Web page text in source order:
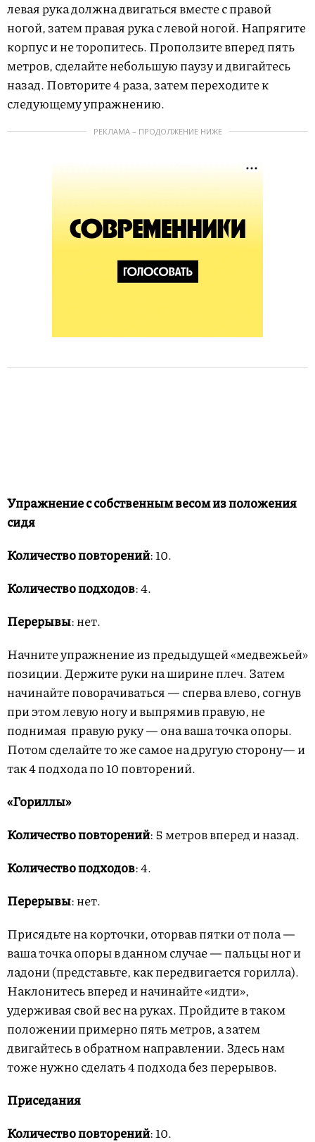
левая рука должна двигаться вместе с правой
ногой, затем правая рука с левой ногой. Напрягите
корпус и не торопитесь. Проползите вперед пять
метров, сделайте небольшую паузу и двигайтесь
назад. Повторите 4 раза, затем переходите к
следующему упражнению.
РЕКЛАМА – ПРОДОЛЖЕНИЕ НИЖЕ
Упражнение с собственным весом из положения
сидя
Количество повторений: 10.
Количество подходов: 4.
Перерывы: нет.
Начните упражнение из предыдущей «медвежьей»
позиции. Держите руки на ширине плеч. Затем
начинайте поворачиваться — сперва влево, согнув
при этом левую ногу и выпрямив правую, не
поднимая правую руку — она ваша точка опоры.
Потом сделайте то же самое на другую сторону— и
так 4 подхода по 10 повторений.
«Гориллы»
Количество повторений: 5 метров вперед и назад.
Количество подходов: 4.
Перерывы: нет.
Присядьте на корточки, оторвав пятки от пола —
ваша точка опоры в данном случае — пальцы ног и
ладони (представьте, как передвигается горилла).
Наклонитесь вперед и начинайте «идти»,
удерживая свой вес на руках. Пройдите в таком
положении примерно пять метров, а затем
двигайтесь в обратном направлении. Здесь нам
тоже нужно сделать 4 подхода без перерывов.
Приседания
Количество повторений: 10.